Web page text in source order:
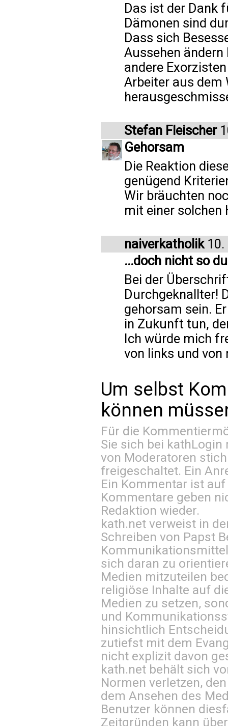
Das ist der Dank
Dämonen sind
Dass sich
Aussehen
andere
Arbeiter aus dem
Stefan Fleischer
Gehorsam
Die Reaktion
genügend
Wir bräuchten
mit einer solchen
naiverkatholik10.
...doch nicht so
Bei der
Durchgeknallter!
gehorsam sein.
in Zukunft tun,
Ich würde mich
von links und von
Um selbst
können
Für die
Sie sich bei kathLogin
von Moderatoren
freigeschaltet. Ein
Ein Kommentar ist
Kommentare geben
Redaktion wieder.
kath.net verweist in
Schreiben von Papst
sich daran zu
Medien mitzuteilen
religiöse Inhalte auf
Medien zu setzen,
und
hinsichtlich
zutiefst mit dem
nicht explizit davon
kath.net behält sich
Normen verletzen,
dem Ansehen des
Benutzer können
Zeitgründen kann